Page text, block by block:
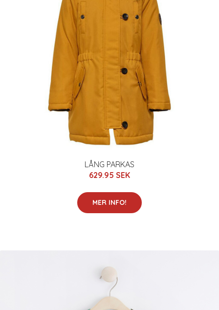
LÅNG PARKAS
629.95 SEK
MER INFO!